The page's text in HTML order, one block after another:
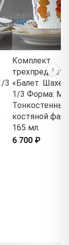
3
Комплект
«Балет.
1/3 Форма:
Тонкостенный
костяной
165 мл.
6 700 ₽